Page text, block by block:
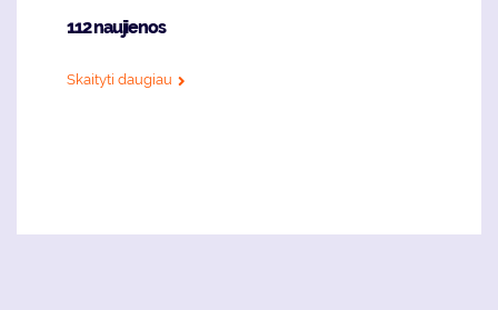
112 naujienos
Skaityti daugiau